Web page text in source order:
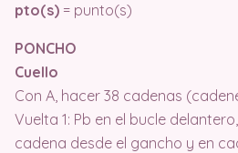
pto(s) = punto(s)
PONCHO
Cuello
Con A, hacer 38 cadenas
Vuelta 1: Pb en el bucle
cadena desde el gancho y en